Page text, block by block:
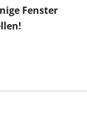
Fenster